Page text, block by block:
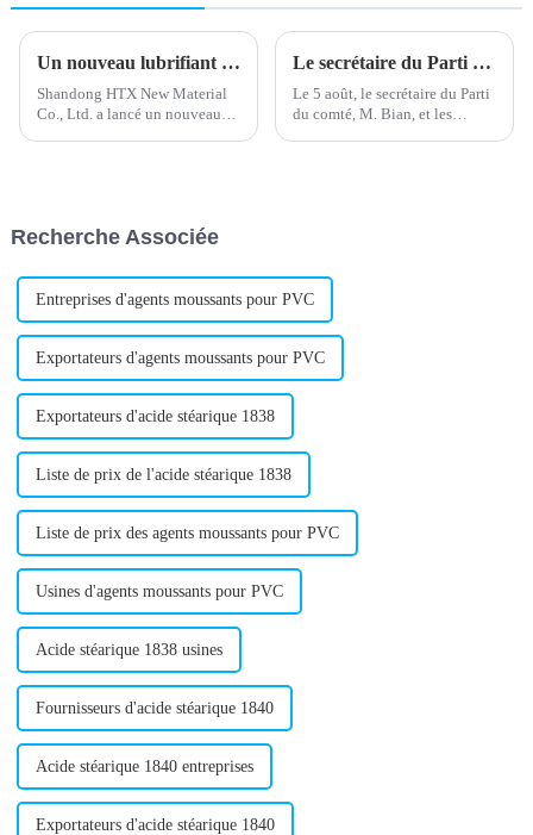
Un nouveau lubrifiant externe en PVC améliore les performances du produit
Shandong HTX New Material
Co., Ltd. a lancé un nouveau
destiné à…
Le secrétaire du Parti du comté Bian et les dirigeants de la zone de développement inspectent notre entreprise le 5 août.
Le 5 août, le secrétaire du Parti
du comté, M. Bian, et les
Recherche Associée
Entreprises d'agents moussants pour PVC
Exportateurs d'agents moussants pour PVC
Exportateurs d'acide stéarique 1838
Liste de prix de l'acide stéarique 1838
Liste de prix des agents moussants pour PVC
Usines d'agents moussants pour PVC
Acide stéarique 1838 usines
Fournisseurs d'acide stéarique 1840
Acide stéarique 1840 entreprises
Exportateurs d'acide stéarique 1840